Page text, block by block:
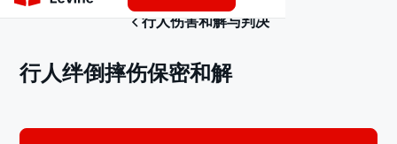
行人伤害和解与判决
行人绊倒摔伤保密和解